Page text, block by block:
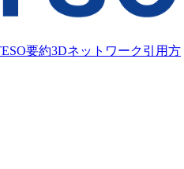
要約3Dネットワーク引用方